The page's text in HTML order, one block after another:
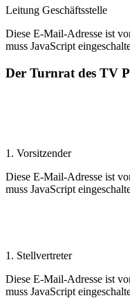
Leitung ­Geschäftsstelle
Diese E-Mail-Adresse ist
muss JavaScript
Der Turnrat des TV
1. Vorsitzender
Diese E-Mail-Adresse ist
muss JavaScript
1. Stellvertreter
Diese E-Mail-Adresse ist
muss JavaScript